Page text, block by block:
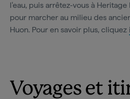
l'eau, puis arrêtez-vous à Heritage
pour marcher au milieu des
Huon. Pour en savoir plus, cliquez
Voyages et